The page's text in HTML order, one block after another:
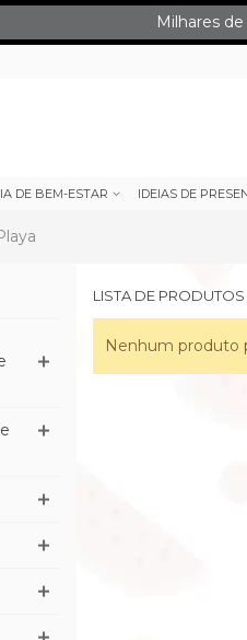
Milhares
DE BEM-ESTAR IDEIAS DE
LISTA DE
Nenhum produto